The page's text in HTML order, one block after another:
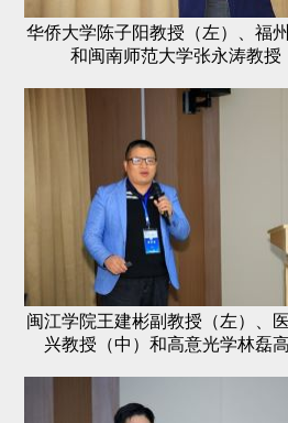
华侨大学陈子阳教授（左）、福
和闽南师范大学张永涛教授
闽江学院王建彬副教授（左）、
兴教授（中）和高意光学林磊